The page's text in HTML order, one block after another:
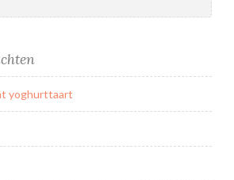
yoghurttaart